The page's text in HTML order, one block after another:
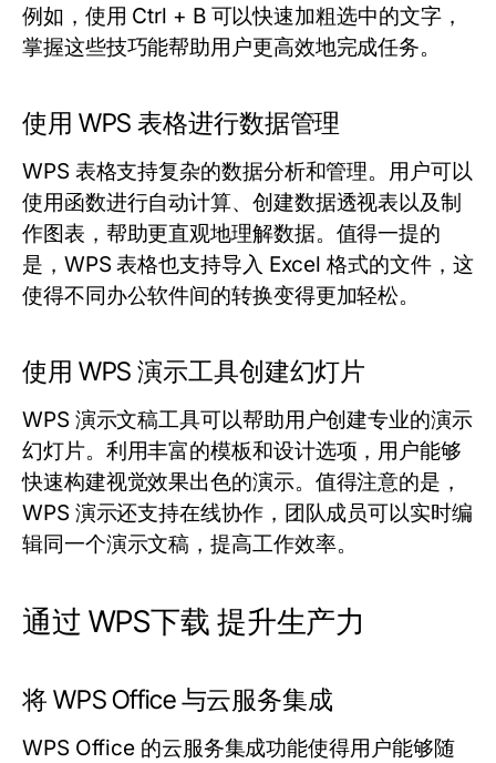
例如，使用 Ctrl + B 可以快速加粗选中的文字，
掌握这些技巧能帮助用户更高效地完成任务。
使用 WPS 表格进行数据管理
WPS 表格支持复杂的数据分析和管理。用户可以
使用函数进行自动计算、创建数据透视表以及制
作图表，帮助更直观地理解数据。值得一提的
是，WPS 表格也支持导入 Excel 格式的文件，这
使得不同办公软件间的转换变得更加轻松。
使用 WPS 演示工具创建幻灯片
WPS 演示文稿工具可以帮助用户创建专业的演示
幻灯片。利用丰富的模板和设计选项，用户能够
快速构建视觉效果出色的演示。值得注意的是，
WPS 演示还支持在线协作，团队成员可以实时编
辑同一个演示文稿，提高工作效率。
通过 WPS下载 提升生产力
将 WPS Office 与云服务集成
WPS Office 的云服务集成功能使得用户能够随